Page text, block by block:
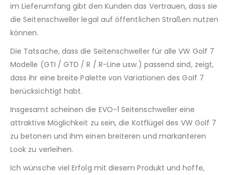
im Lieferumfang gibt den Kunden das Vertrauen, dass sie
die Seitenschweller legal auf öffentlichen Straßen nutzen
können.
Die Tatsache, dass die Seitenschweller für alle VW Golf 7
Modelle (GTI / GTD / R / R-Line usw.) passend sind, zeigt,
dass ihr eine breite Palette von Variationen des Golf 7
berücksichtigt habt.
Insgesamt scheinen die EVO-1 Seitenschweller eine
attraktive Möglichkeit zu sein, die Kotflügel des VW Golf 7
zu betonen und ihm einen breiteren und markanteren
Look zu verleihen.
Ich wünsche viel Erfolg mit diesem Produkt und hoffe,